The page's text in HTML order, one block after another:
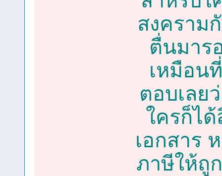
สงคราม
ตื่นมาร
เหมือน
ตอบเลย
ใครก็ไ
เอกสาร
ภาษีให้ถู